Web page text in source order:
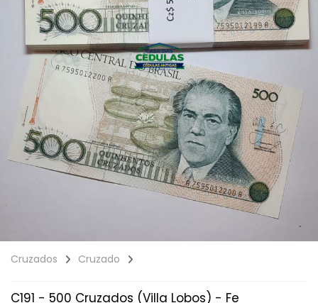
Cruzados Cruzado
C191 - 500 Cruzados (Villa Lobos) - Fe